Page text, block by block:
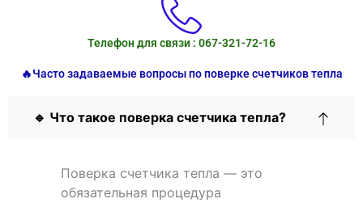
Телефон для связи : 067-321-72-16
🔥Часто задаваемые вопросы по поверке счетчиков тепла
🔹 Что такое поверка счетчика тепла?
Поверка счетчика тепла — это
обязательная процедура